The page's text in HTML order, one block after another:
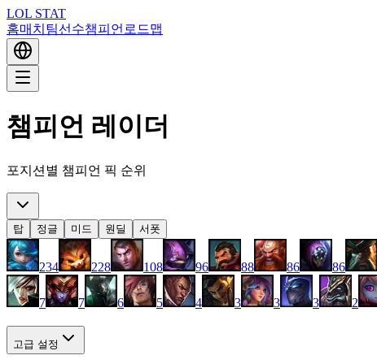
LOL STAT
홈매치 팀선수챔피언 로드맵
챔피언 레이더
포지션별 챔피언 픽 순위
탑 정글 미드 원딜 서폿
234 228 108 96 88 86 86
7 7 6 5 4 3 3 3 2
고급 설정